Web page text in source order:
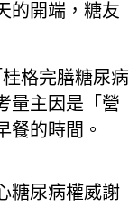
的開端，糖友
格完膳糖尿病
量主因是「營
餐的時間。
糖尿病權威謝